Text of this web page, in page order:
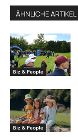
ÄHNLICHE ARTIKEL
Biz & People
Biz & People